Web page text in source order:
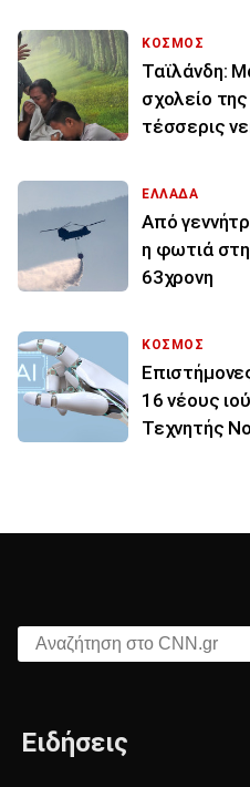
ΚΟΣΜΟΣ
Ταϊλάνδη:
σχολείο
τέσσερις
ΕΛΛΑΔΑ
Από
η φωτιά
63χρονη
ΚΟΣΜΟΣ
16 νέους
Τεχνητής
Αναζήτηση στο CNN.gr
Ειδήσεις